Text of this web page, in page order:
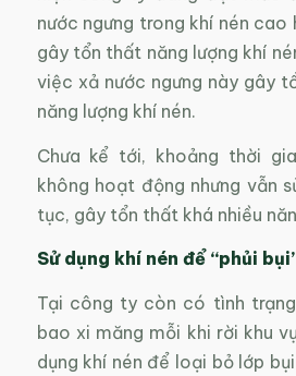
nước ngưng trong khí nén cao
gây tổn thất năng lượng khí
việc xả nước ngưng này gây
năng lượng khí nén.
Chưa kể tới, khoảng thời
không hoạt động nhưng vẫn
tục, gây tổn thất khá nhiều
Sử dụng khí nén để “phủi
Tại công ty còn có tình
bao xi măng mỗi khi rời khu
dụng khí nén để loại bỏ lớp